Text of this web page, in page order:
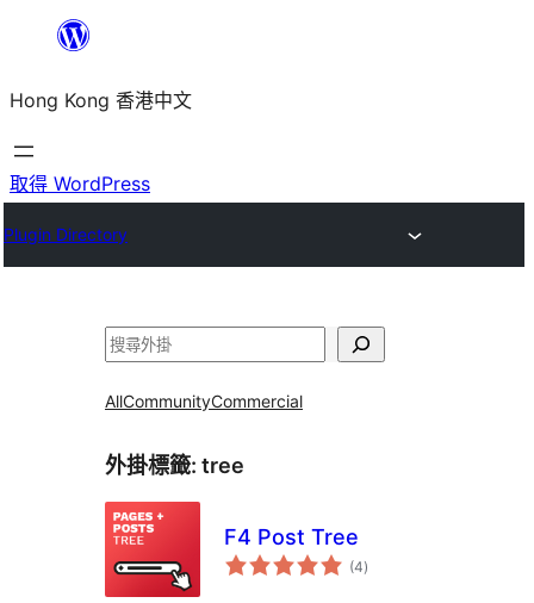
主
要
內
Hong Kong 香港中文
取得 WordPress
Plugin Directory
搜
AllCommunityCommercial
外掛標籤: tree
F4 Post Tree
(4總
評)